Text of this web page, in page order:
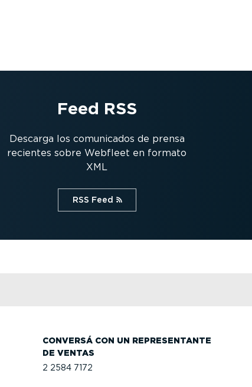
Feed RSS
Descarga los comunicados de prensa
recientes sobre Webfleet en formato
XML
RSS Feed⁠
CONVERSÁ CON UN REPRE­SEN­TANTE
DE VENTAS
2 2584 7172